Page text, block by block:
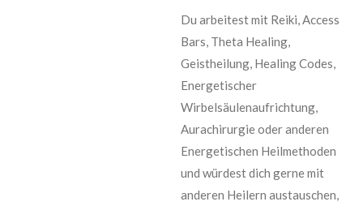
Du arbeitest mit Reiki, Access
Bars, Theta Healing,
Geistheilung, Healing Codes,
Energetischer
Wirbelsäulenaufrichtung,
Aurachirurgie oder anderen
Energetischen Heilmethoden
und würdest dich gerne mit
anderen Heilern austauschen,